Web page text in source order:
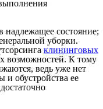
состояние;
уборки.
клининговых
возможностей. К тому
ведь уже нет
обустройства ее